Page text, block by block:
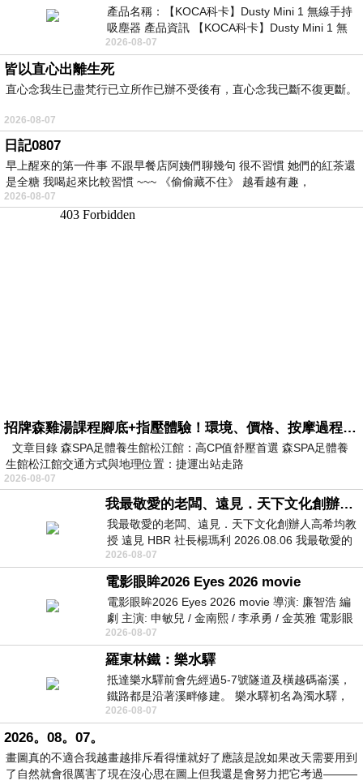
產品名稱：【KOCA科卡】Dusty Mini 1 無線手持
吸塵器 產品資訊 【KOCA科卡】Dusty Mini 1 無
線手持吸塵器評語： 能吸、能吹兼具兩
2026-08-07
皆以直心出離生死
直心念我生已盡梵行已立所作已辦不受後有，直心念我已斷不復更斷。
2026-08-07
日記0807
早上醒來的第一件事 不跟早餐店阿姨們聊幾句 很不習慣 她們的紅茶還
是全糖 我喝起來比較習慣 ~~~ 《偷偷藏不住》 越看越有趣，
2026-08-07
招牌森雞湯課程腳底+指壓體驗！環境、價格、按摩過程全紀錄，森SPA足體養生館松江館最新價格表
文章目錄 森SPA足體養生館松江館：高CP值舒壓首選 森SPA足體養
生館松江館交通方式與地理位置：捷運出站走路
2026-08-07
我最敬愛的老闆、遠見．天下文化創辦人高希均教授
我最敬愛的老闆、遠見．天下文化創辦人高希均教
授 遠見 HBR 社長楊瑪利 2026.08.06 我最敬愛的
老闆、遠見．天下文化創辦人高希均教
2026-08-07
電影眼眸2026 Eyes 2026 movie
電影眼眸2026 Eyes 2026 movie 導演: 廉智浩 編
劇 主演: 申敏兒 / 金南熙 / 李承勇 / 金英雅 電影眼
眸2026描述攝影師徐珍因遺
2026-08-07
羅東林鐵：樂水驛
抵達樂水驛前會先經過5-7號隧道及橫越碼崙溪，
鐵路都是沿著溪畔修建。 樂水驛初名為濁水驛，
但因與臺鐵集集線車站同名，於1953
2026-08-07
2026。08。07。
畫圖真的不適合我越畫越排斥看得懂就好了應該是說如果改天需要用到
了自然就會很厲害了現在沒心思在圖上但我還是會努力把它考過———